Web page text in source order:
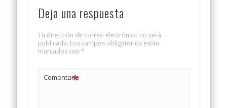
Deja una respuesta
Tu dirección de correo electrónico no será
publicada. Los campos obligatorios están
marcados con *
Comentario
*